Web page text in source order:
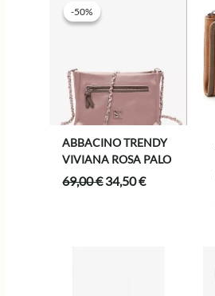
-50%
-50%
ABBACINO TRENDY
VIVIANA ROSA PALO
69,00€El
34,50€El